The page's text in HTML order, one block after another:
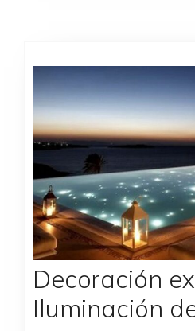
Decoración
Iluminación